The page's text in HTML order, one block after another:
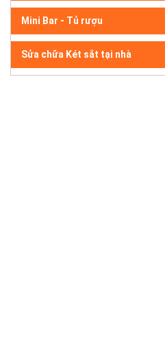
Mini Bar - Tủ rượu
Sửa chữa Két sắt tại nhà